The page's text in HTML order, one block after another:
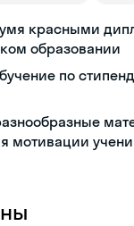
красными
образовании
по
мотивации